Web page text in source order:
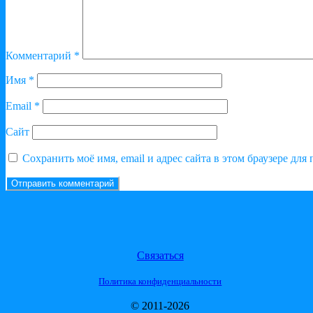
Комментарий *
Имя *
Email *
Сайт
Сохранить моё имя, email и адрес сайта в этом браузере
Связаться
Политика конфиденциальности
© 2011-2026